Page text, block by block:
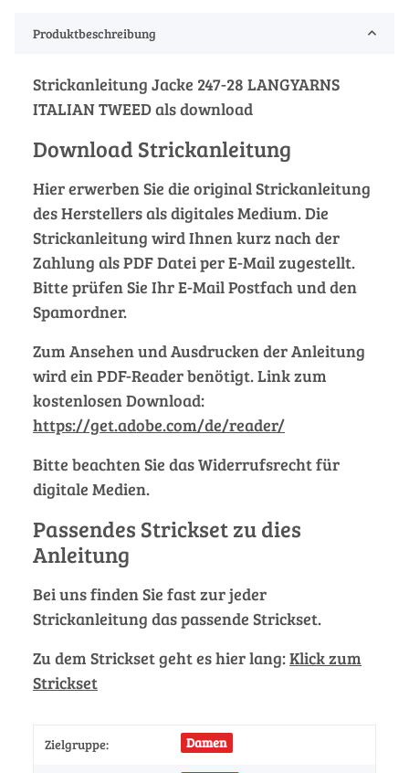
Produktbeschreibung
Strickanleitung Jacke 247-28 LANGYARNS
ITALIAN TWEED als download
Download Strickanleitung
Hier erwerben Sie die original Strickanleitung
des Herstellers als digitales Medium. Die
Strickanleitung wird Ihnen kurz nach der
Zahlung als PDF Datei per E-Mail zugestellt.
Bitte prüfen Sie Ihr E-Mail Postfach und den
Spamordner.
Zum Ansehen und Ausdrucken der Anleitung
wird ein PDF-Reader benötigt. Link zum
kostenlosen Download:
https://get.adobe.com/de/reader/
Bitte beachten Sie das Widerrufsrecht für
digitale Medien.
Passendes Strickset zu dies
Anleitung
Bei uns finden Sie fast zur jeder
Strickanleitung das passende Strickset.
Zu dem Strickset geht es hier lang:Klick zum
Strickset
Zielgruppe: Damen